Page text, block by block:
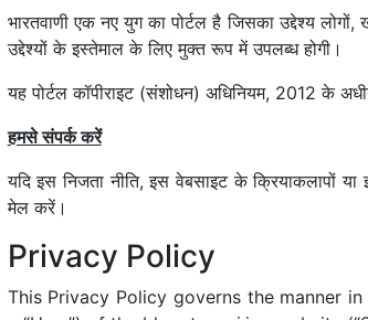
भारतवाणी एक नए युग का पोर्टल है जिसका उद्देश्य
उद्देश्यों के इस्तेमाल के लिए मुक्त रूप में उपलब्ध होगी।
यह पोर्टल कॉपीराइट (संशोधन) अधिनियम, 2012 के
हमसे संपर्क करें
यदि इस निजता नीति, इस वेबसाइट के क्रियाकलापों
मेल करें।
Privacy Policy
This Privacy Policy governs the manner